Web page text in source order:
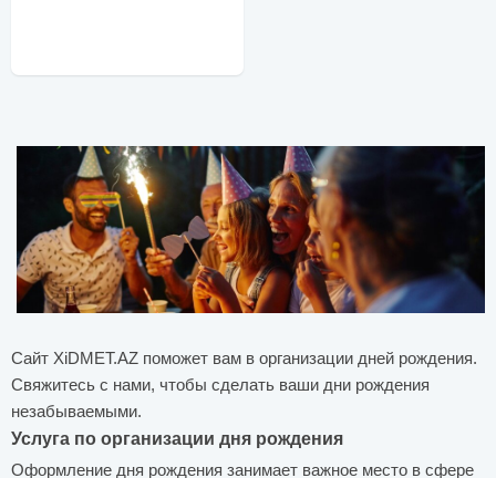
Сайт XiDMET.AZ поможет вам в организации дней рождения.
Свяжитесь с нами, чтобы сделать ваши дни рождения
незабываемыми.
Услуга по организации дня рождения
Оформление дня рождения занимает важное место в сфере